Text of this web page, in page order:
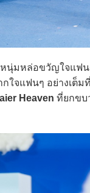
มหล่อขวัญใจแฟน
ใจแฟนๆ อย่างเต็ม
Heaven ที่ยกขบ